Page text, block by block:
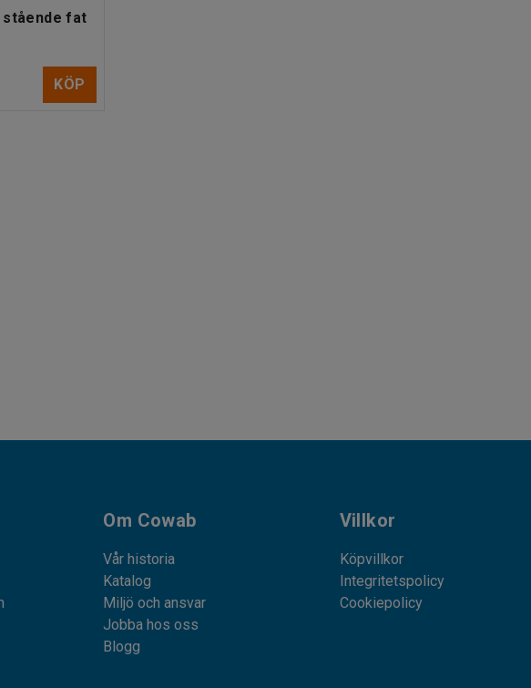
fat
KÖP
Om Cowab
Vår historia
Katalog
Miljö och ansvar
Jobba hos oss
Blogg
Villkor
Köpvillkor
Integritetspolicy
Cookiepolicy